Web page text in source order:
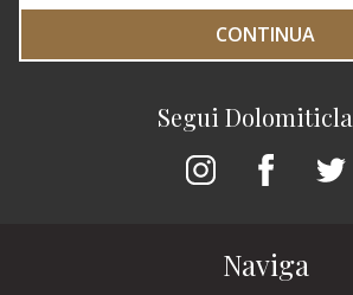
Segui
CONTINUA
Naviga